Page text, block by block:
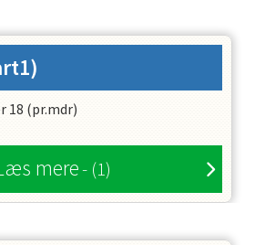
18 (pr.mdr)
mere- (1)